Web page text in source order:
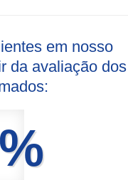
em nosso
da avaliação dos